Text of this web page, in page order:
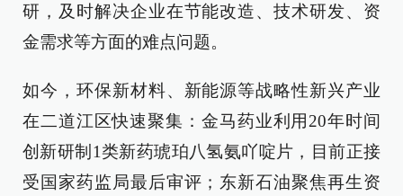
研，及时解决企业在节能改造、技术研发、资
金需求等方面的难点问题。
如今，环保新材料、新能源等战略性新兴产业
在二道江区快速聚集：金马药业利用20年时间
创新研制1类新药琥珀八氢氨吖啶片，目前正接
受国家药监局最后审评；东新石油聚焦再生资